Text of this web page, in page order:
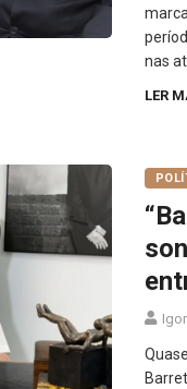
nas
LER